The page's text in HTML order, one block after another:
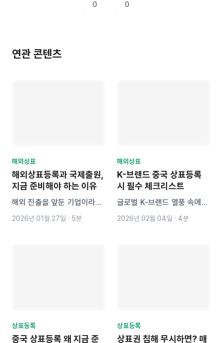
0 0
연관 콘텐츠
해외상표
해외상표등록과 국제출원,
지금 준비해야 하는 이유
해외 진출을 앞둔 기업이라면
국내 상표등록만으로는 충분
2026년 01월 27일 · 5분
해외상표
K-브랜드 중국 상표등록
시 필수 체크리스트
글로벌 K-브랜드 열풍 속에서
더욱 교묘해진 중국 상표 브로
2026년 02월 04일 · 4분
상표등록
중국 상표등록 왜 지금 준
상표등록
상표권 침해 무시하면? 매